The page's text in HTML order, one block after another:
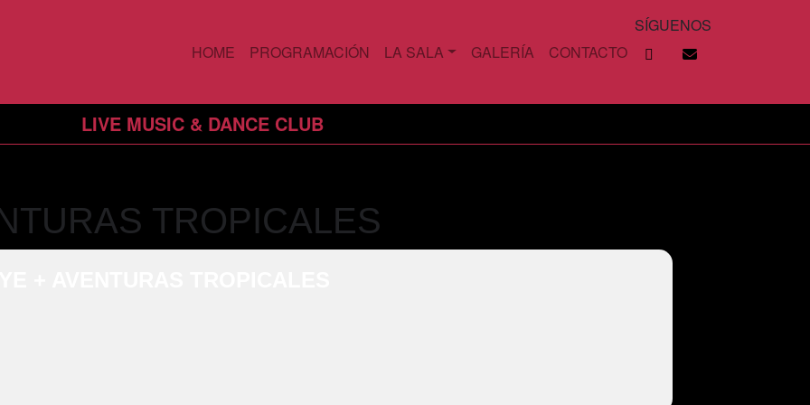
SÍGUENOS
HOME
PROGRAMACIÓN LA SALA GALERÍA CONTACTO
LIVE MUSIC & DANCE CLUB
TROPICALES